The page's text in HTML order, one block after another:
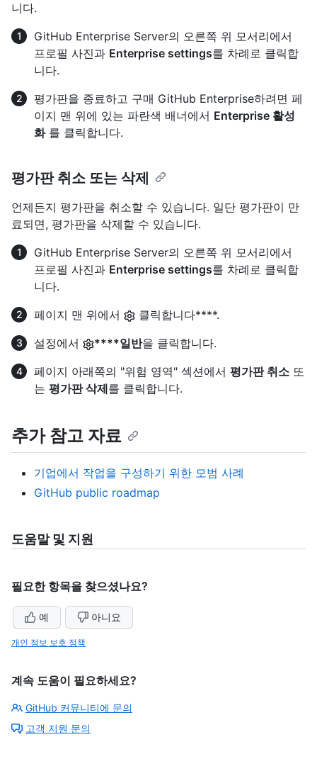
니다.
GitHub Enterprise Server의 오른쪽 위 모서리에서
프로필 사진과 Enterprise settings를 차례로 클릭합
니다.
평가판을 종료하고 구매 GitHub Enterprise하려면 페
이지 맨 위에 있는 파란색 배너에서 Enterprise 활성
화를 클릭합니다.
평가판 취소 또는 삭제
언제든지 평가판을 취소할 수 있습니다. 일단 평가판이 만
료되면, 평가판을 삭제할 수 있습니다.
GitHub Enterprise Server의 오른쪽 위 모서리에서
프로필 사진과 Enterprise settings를 차례로 클릭합
니다.
페이지 맨 위에서
클릭합니다****.
설정에서
****일반을 클릭합니다.
페이지 아래쪽의 "위험 영역" 섹션에서 평가판 취소 또
는 평가판 삭제를 클릭합니다.
추가 참고 자료
기업에서 작업을 구성하기 위한 모범 사례
GitHub public roadmap
도움말 및 지원
필요한 항목을 찾으셨나요?
예 아니요
개인 정보 보호 정책
계속 도움이 필요하세요?
GitHub 커뮤니티에 문의
고객 지원 문의